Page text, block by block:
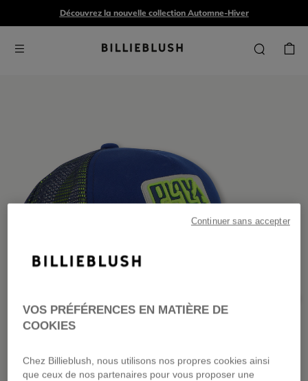
Découvrez la nouvelle collection Automne-Hiver
VOS PRÉFÉRENCES EN MATIÈRE DE
COOKIES
Chez Billieblush, nous utilisons nos propres cookies ainsi
que ceux de nos partenaires pour vous proposer une
Continuer sans accepter